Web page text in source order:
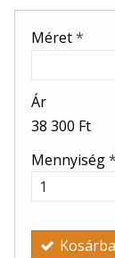
Méret*
Ár
38 300 Ft
Mennyiség*
Kosárba